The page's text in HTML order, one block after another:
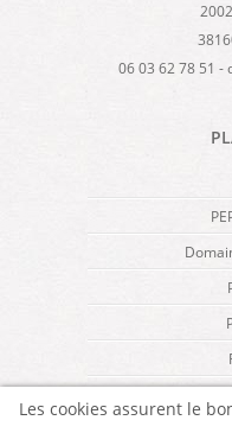
06 03 62 78 51 -
Les cookies assurent le